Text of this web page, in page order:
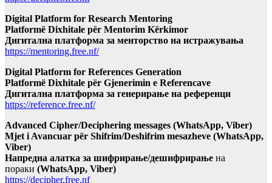
Digital Platform for Research Mentoring
Platformë Dixhitale për Mentorim Kërkimor
Дигитална платформа за менторство на истражувања
https://mentoring.free.nf/
Digital Platform for References Generation
Platformë Dixhitale për Gjenerimin e Referencave
Дигитална платформа за генерирање на референци
https://reference.free.nf/
Advanced Cipher/Deciphering messages (WhatsApp, Viber)
Mjet i Avancuar për Shifrim/Deshifrim mesazheve (WhatsApp,
Viber)
Напредна алатка за шифрирање/дешифрирање на
пораки (WhatsApp, Viber)
https://decipher.free.nf